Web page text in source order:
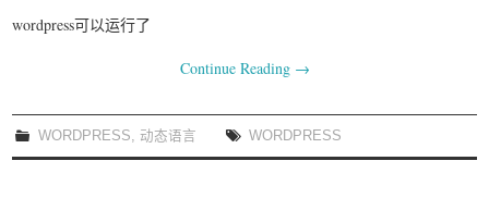
wordpress可以运行了
Continue Reading →
WORDPRESS,动态语言 WORDPRESS